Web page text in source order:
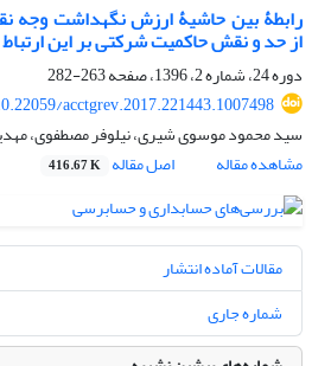
رابطۀ بین حاشیۀ ارزش نگهداشت وجه
‌از حد و نقش حاکمیت شرکتی بر این ارتباط
دوره 24، شماره 2، 1396، صفحه
263-282
acctgrev.2017.221443.1007498
سید محمود موسوی شیری، نیلوفر مصطفوی،
مشاهده مقاله
اصل مقاله 416.67 K
مقالات آماده انتشار
شماره جاری